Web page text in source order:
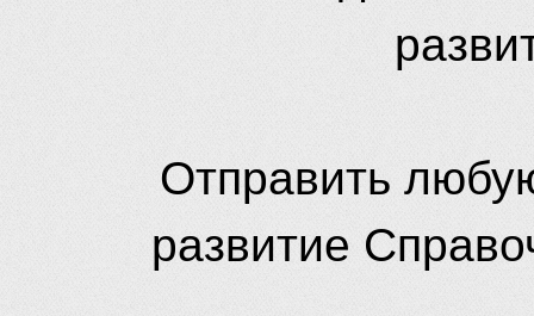
Отправить
развитие